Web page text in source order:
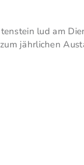
lud am
jährlichen